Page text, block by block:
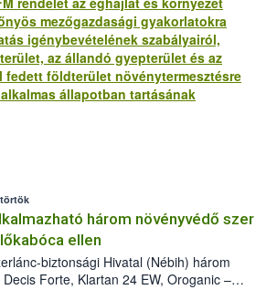
mezőgazdasági gyakorlatokra
igénybevételének szabályairól,
az állandó gyepterület és az
fedett földterület növénytermesztésre
állapotban tartásának
három növényvédő szer
ellen
biztonsági Hivatal (Nébih) három
Forte, Klartan 24 EW, Oroganic –